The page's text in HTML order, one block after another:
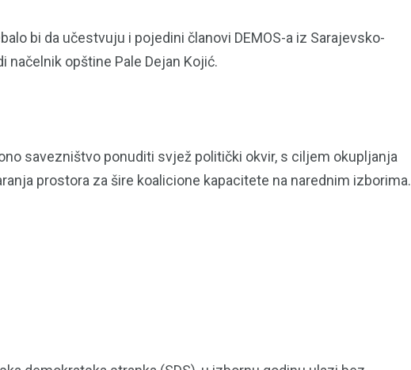
bi da učestvuju i pojedini članovi DEMOS-a iz Sarajevsko-
načelnik opštine Pale Dejan Kojić.
savezništvo ponuditi svjež politički okvir, s ciljem okupljanja
prostora za šire koalicione kapacitete na narednim izborima.